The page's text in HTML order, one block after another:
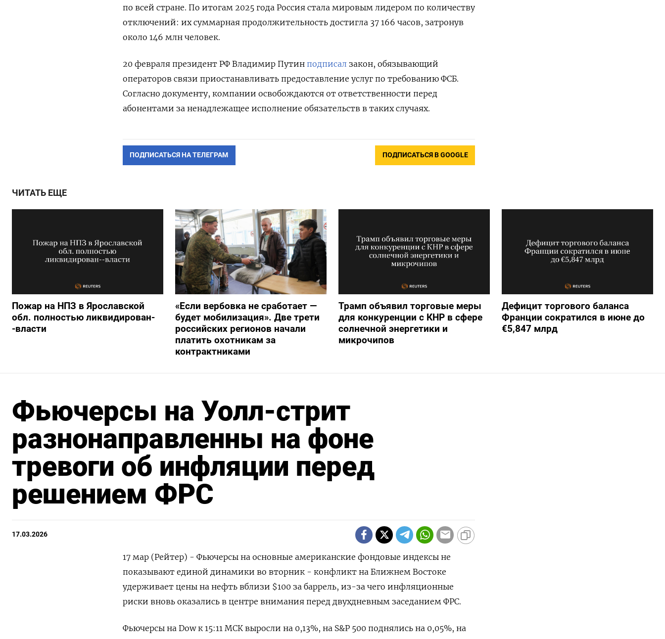
по всей стране. По итогам 2025 года Россия стала мировым лидером по количеству
отключений: их суммарная продолжительность достигла 37 166 часов, затронув
около 146 млн человек.
20 февраля президент РФ Владимир Путин подписал закон, обязывающий
операторов связи приостанавливать предоставление услуг по требованию ФСБ.
Согласно документу, компании освобождаются от ответственности перед
абонентами за ненадлежащее исполнение обязательств в таких случаях.
ПОДПИСАТЬСЯ НА ТЕЛЕГРАМ ПОДПИСАТЬСЯ В GOOGLE
ЧИТАТЬ ЕЩЕ
Пожар на НПЗ в Ярославской
обл. полностью ликвидирован-
-власти
«Если вербовка не сработает —
будет мобилизация». Две трети
российских регионов начали
платить охотникам за
контрактниками
Трамп объявил торговые меры
для конкуренции с КНР в сфере
солнечной энергетики и
микрочипов
Дефицит торгового баланса
Франции сократился в июне до
€5,847 млрд
Фьючерсы на Уолл-стрит
разнонаправленны на фоне
тревоги об инфляции перед
решением ФРС
17.03.2026
17 мар (Рейтер) - Фьючерсы на основные американские фондовые ‌индексы не
показывают единой динамики ​во вторник - конфликт ​на ​Ближнем Востоке
⁠удерживает ‌цены на ‌нефть вблизи $100 за баррель, из-за ​чего ‌инфляционные
риски вновь ​оказались в центре ‌внимания перед двухдневным заседанием ФРС.
Фьючерсы на ​Dow ​к ‌15:11 МСК ​выросли на 0,13%, на S&P 500 поднялись на 0,05%, на